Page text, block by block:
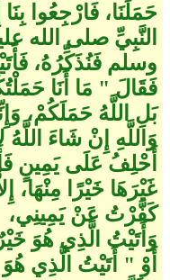
حَمَلَنَا، فَارْجِعُوا
النَّبِيِّ صلى الله
وسلم فَنُذَكِّرُهُ،
فَقَالَ ‏"‏ مَا أَنَا
بَلِ اللَّهُ حَمَلَكُمْ،
وَاللَّهِ إِنْ شَاءَ اللَّهُ
أَحْلِفُ عَلَى يَمِينٍ
غَيْرَهَا خَيْرًا مِنْهَا،
كَفَّرْتُ عَنْ يَمِينِي،
وَأَتَيْتُ الَّذِي هُوَ
أَوْ ‏"‏ أَتَيْتُ الَّذِي